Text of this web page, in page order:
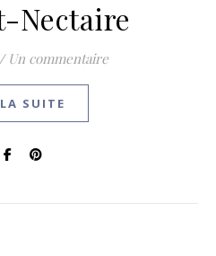
Nectaire
/ Un commentaire
SUITE